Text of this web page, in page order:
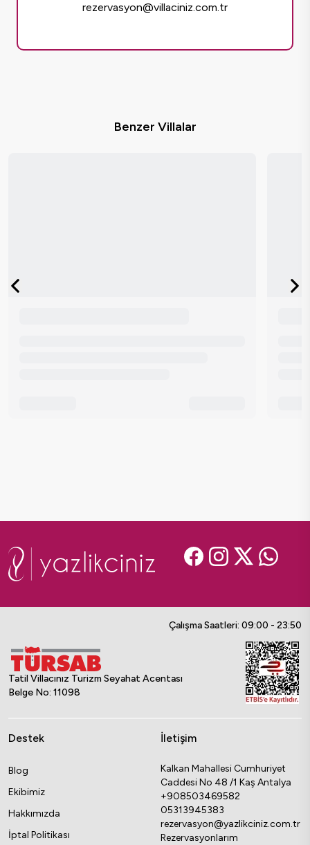
rezervasyon@villaciniz.com.tr
Benzer Villalar
Çalışma Saatleri: 09:00 - 23:50
Tatil Villacınız Turizm Seyahat Acentası
Belge No: 11098
Destek
Blog
Ekibimiz
Hakkımızda
İptal Politikası
İletişim
Kalkan Mahallesi Cumhuriyet
Caddesi No 48 /1 Kaş Antalya
+908503469582
05313945383
rezervasyon@yazlikciniz.com.tr
Rezervasyonlarım